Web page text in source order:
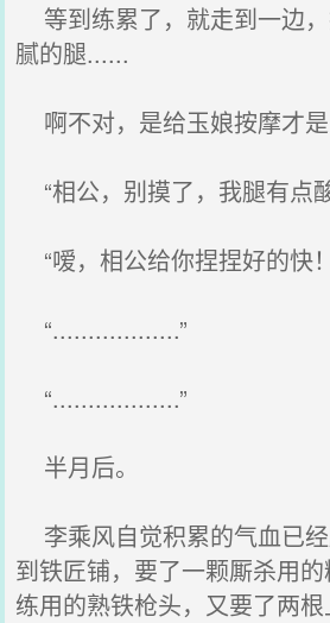
等到练累了，就走到一边
腻的腿......
啊不对，是给玉娘按摩才是
“相公，别摸了，我腿有点
“嗳，相公给你捏捏好的快
“..................”
“..................”
半月后。
李乘风自觉积累的气血已
到铁匠铺，要了一颗厮杀用
练用的熟铁枪头，又要了两根